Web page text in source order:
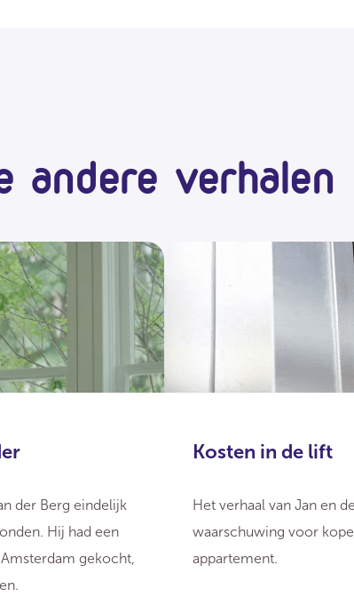
andere verhalen
der Berg eindelijk
Hij had een
gekocht,
Kosten in de lift
Het verhaal van Jan en
waarschuwing voor
appartement.